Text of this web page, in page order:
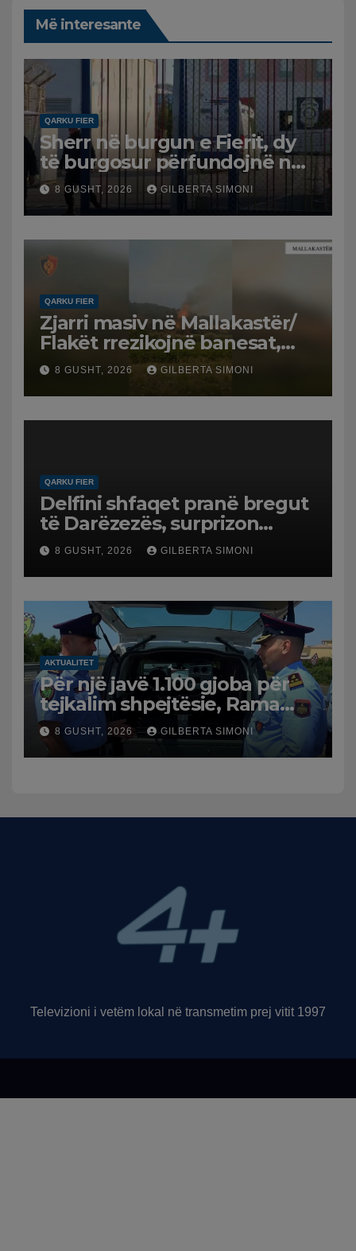
Më interesante
QARKU FIER
Sherr në burgun e Fierit, dy
të burgosur përfundojnë në
spital
8 GUSHT, 2026 GILBERTA SIMONI
QARKU FIER
Zjarri masiv në Mallakastër/
Flakët rrezikojnë banesat,
Policia evakuon disa familje
në Koilac
8 GUSHT, 2026 GILBERTA SIMONI
QARKU FIER
Delfini shfaqet pranë bregut
të Darëzezës, surprizon
pushuesit dhe banorët
8 GUSHT, 2026 GILBERTA SIMONI
AKTUALITET
Për një javë 1.100 gjoba për
tejkalim shpejtësie, Rama
publikon videon: Kamerat e
trafikut së shpejti në
funksion
8 GUSHT, 2026 GILBERTA SIMONI
Televizioni i vetëm lokal në transmetim prej vitit 1997